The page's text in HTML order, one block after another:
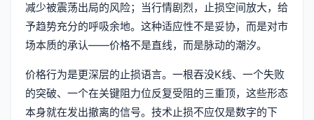
减少被震荡出局的风险；当行情剧烈，止损空间放大，给
予趋势充分的呼吸余地。这种适应性不是妥协，而是对市
场本质的承认——价格不是直线，而是脉动的潮汐。
价格行为是更深层的止损语言。一根吞没K线、一个失败
的突破、一个在关键阻力位反复受阻的三重顶，这些形态
本身就在发出撤离的信号。技术止损不应仅是数字的下